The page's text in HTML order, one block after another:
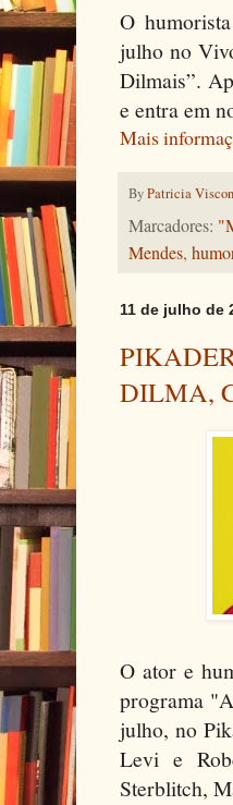
O
julho no
Dilmais”.
e entra em
Mais
ByPatricia
Marcadores:
Mendes,
11 de julho de
DILMA,
O ator e
programa
julho, no
Levi e
Sterblitch,